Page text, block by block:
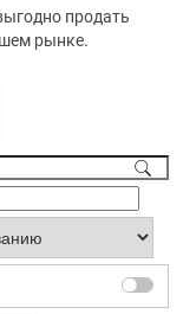
продать
рынке.